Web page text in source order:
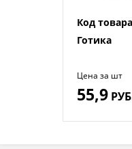
Код
Готика
Цена за шт
55,9